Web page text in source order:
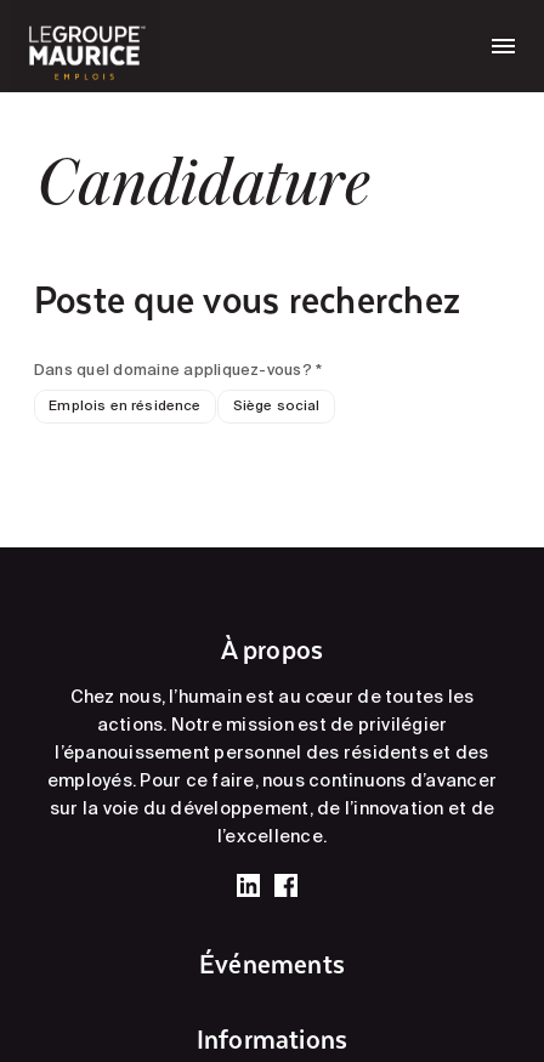
Candidature
Poste que vous recherchez
Dans quel domaine appliquez-vous? *
Emplois en résidence Siège social
À propos
Chez nous, l’humain est au cœur de toutes les
actions. Notre mission est de privilégier
l’épanouissement personnel des résidents et des
employés. Pour ce faire, nous continuons d’avancer
sur la voie du développement, de l’innovation et de
l’excellence.
Événements
Informations